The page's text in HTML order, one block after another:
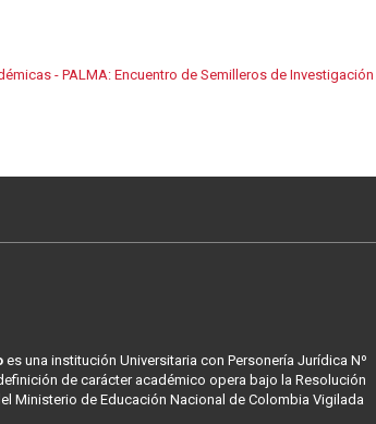
- PALMA: Encuentro de Semilleros de
es una institución Universitaria con Personería Jurídica Nº
de carácter académico opera bajo la Resolución
Ministerio de Educación Nacional de Colombia Vigilada